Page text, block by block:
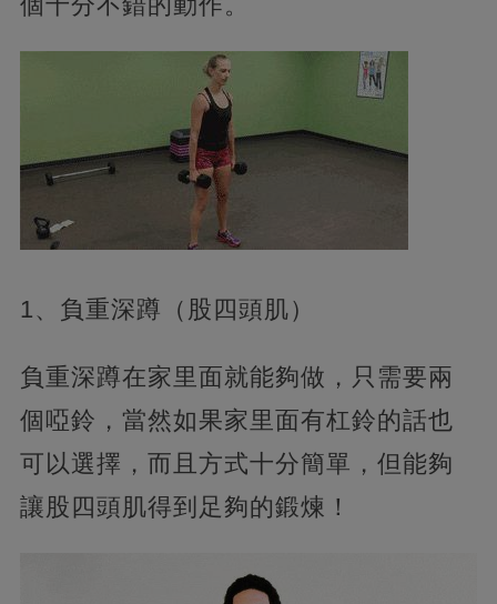
1、負重深蹲（股四頭肌）
負重深蹲在家里面就能夠做，只需要兩
個啞鈴，當然如果家里面有杠鈴的話也
可以選擇，而且方式十分簡單，但能夠
讓股四頭肌得到足夠的鍛煉！